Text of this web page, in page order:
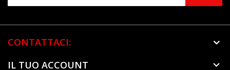
CONTATTACI:
IL TUO ACCOUNT
